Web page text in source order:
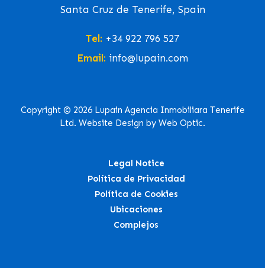
Santa Cruz de Tenerife, Spain
Tel: +34 922 796 527
Email: info@lupain.com
Copyright © 2026 Lupain Agencia Inmobiliara Tenerife
Ltd. Website Design by Web Optic.
Legal Notice
Política de Privacidad
Política de Cookies
Ubicaciones
Complejos